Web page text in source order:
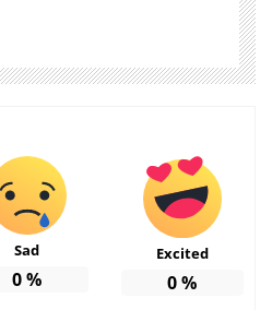
Sad
0%
Excited
0%